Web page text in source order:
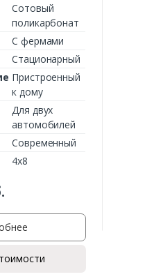
Сотовый
поликарбонат
С фермами
Стационарный
Пристроенный
к дому
Для двух
автомобилей
Современный
4х8